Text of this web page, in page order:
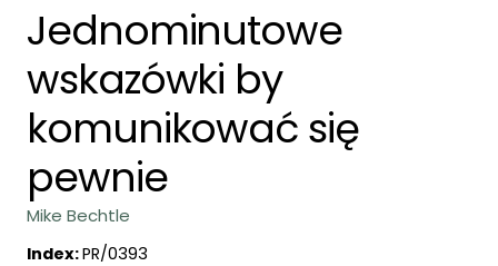
Jednominutowe
wskazówki by
komunikować się
pewnie
Mike Bechtle
Index:PR/0393